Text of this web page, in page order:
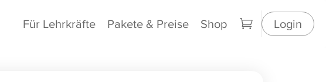
Für Lehrkräfte Pakete & Preise Shop Login